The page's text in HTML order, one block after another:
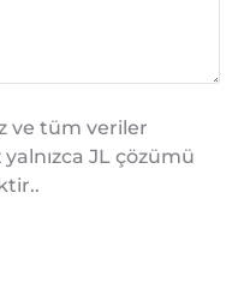
ve tüm veriler
JL çözümü